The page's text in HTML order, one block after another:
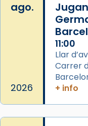
Aquest dilluns,
missa d’acció
comitè
del Sant Pare
L’arquebisbe
Josep Omella,
concelebrat el
Mons. David
ago.
2026
11:00
Llar
Carrer
+ info